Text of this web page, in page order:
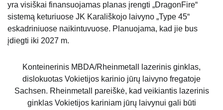
yra visiškai finansuojamas planas įrengti „DragonFire“
sistemą keturiuose JK Karališkojo laivyno „Type 45“
eskadriniuose naikintuvuose. Planuojama, kad jie bus
įdiegti iki 2027 m.
Konteinerinis MBDA/Rheinmetall lazerinis ginklas,
dislokuotas Vokietijos karinio jūrų laivyno fregatoje
Sachsen. Rheinmetall pareiškė, kad veikiantis lazerinis
ginklas Vokietijos kariniam jūrų laivynui gali būti